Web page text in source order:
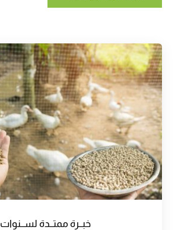
خبــرة ممتــدة لســنوات